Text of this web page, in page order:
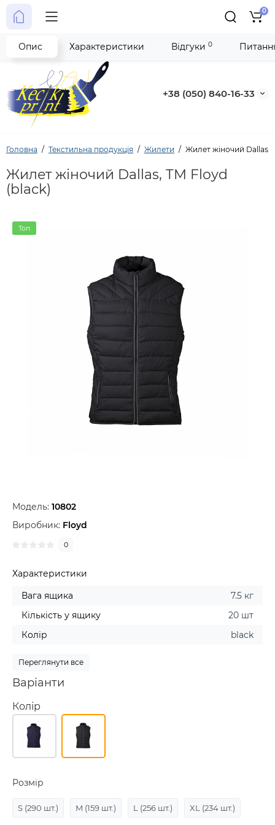
+38 (050) 840-16-33
0
Головна Текстильна продукція Жилети Жилет жіночий Dallas,
Жилет жіночий Dallas, TM Floyd
(black)
Топ
Модель: 10802
Виробник: Floyd
0
Характеристики
Вага ящика
7.5 кг
Кількість у ящику
20 шт
Колір
black
Переглянути все
Варіанти
Колір
Розмір
S (290 шт.) M (159 шт.) L (256 шт.) XL (234 шт.)
Опис Характеристики Відгуки 0